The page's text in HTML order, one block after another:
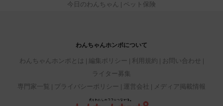
今日のわんちゃん ペット保険
わんちゃんホンポについて
わんちゃんホンポとは 編集ポリシー 利用規約
お問い合わせ
ライター募集
専門家一覧
プライバシーポリシー 運営会社 メディア掲載情報